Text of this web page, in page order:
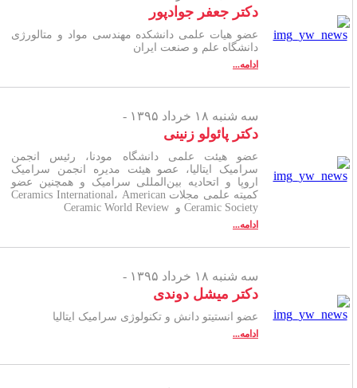
دکتر جعفر جوادپور
عضو هیات علمی دانشکده مهندسی مواد و متالورژی
دانشگاه علم و صنعت ایران
ادامه...
سه شنبه ۱۸ خرداد ۱۳۹۵ -
دکتر پائولو زنینی
عضو هیئت علمی دانشگاه مودنا، رئیس انجمن
سرامیک ایتالیا، عصو هیئت مدیره انجمن سرامیک
اروپا و اتحادیه بین‌المللی سرامیک و همچنین عضو
کمیته علمی مجلات Ceramics International، American
Ceramic Society و Ceramic World Review
ادامه...
سه شنبه ۱۸ خرداد ۱۳۹۵ -
دکتر میشل دوندی
عضو انستیتو دانش و تکنولوژی سرامیک ایتالیا
ادامه...